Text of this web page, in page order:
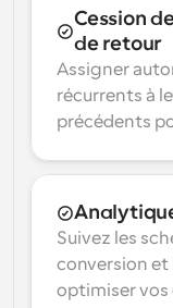
Cession
de retour
Assigner
récurrents à
précédents
Suivez les
conversion et
optimiser vos